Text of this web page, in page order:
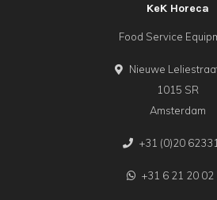
KeK Horeca
Food Service
Nieuwe
1015 SR
Amsterdam
+31 (0)20
+31 6 21 20 02